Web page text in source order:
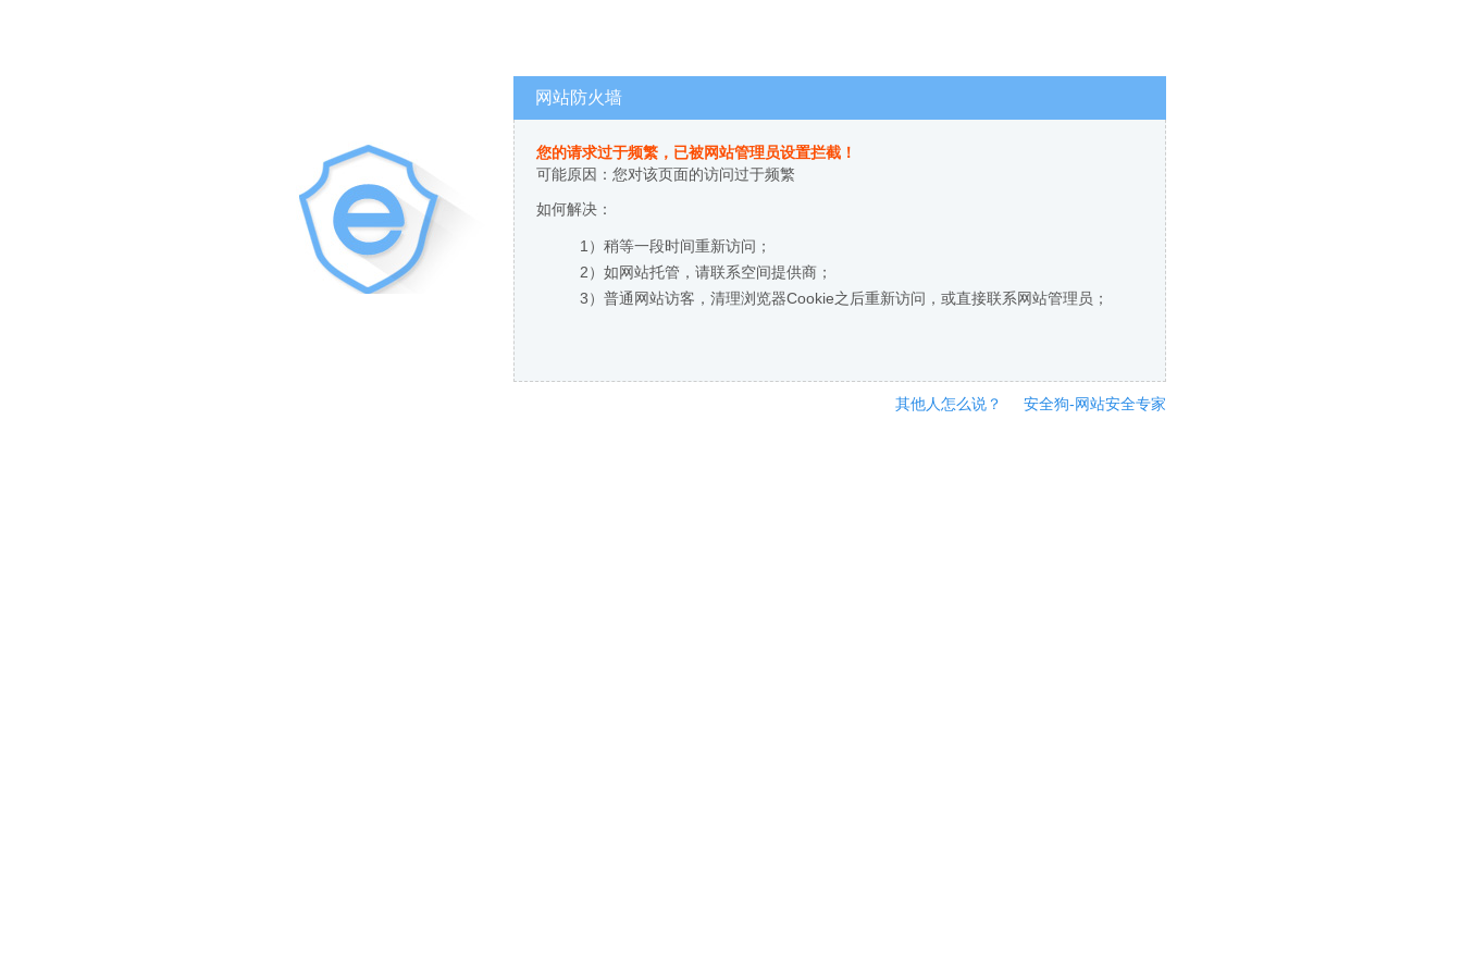
网站防火墙
您的请求过于频繁，已被网站管理员设置拦截！
可能原因：您对该页面的访问过于频繁
如何解决：
1）稍等一段时间重新访问；
2）如网站托管，请联系空间提供商；
3）普通网站访客，清理浏览器Cookie之后重新访问，或直接联系网站管理员；
其他人怎么说？ 安全狗-网站安全专家